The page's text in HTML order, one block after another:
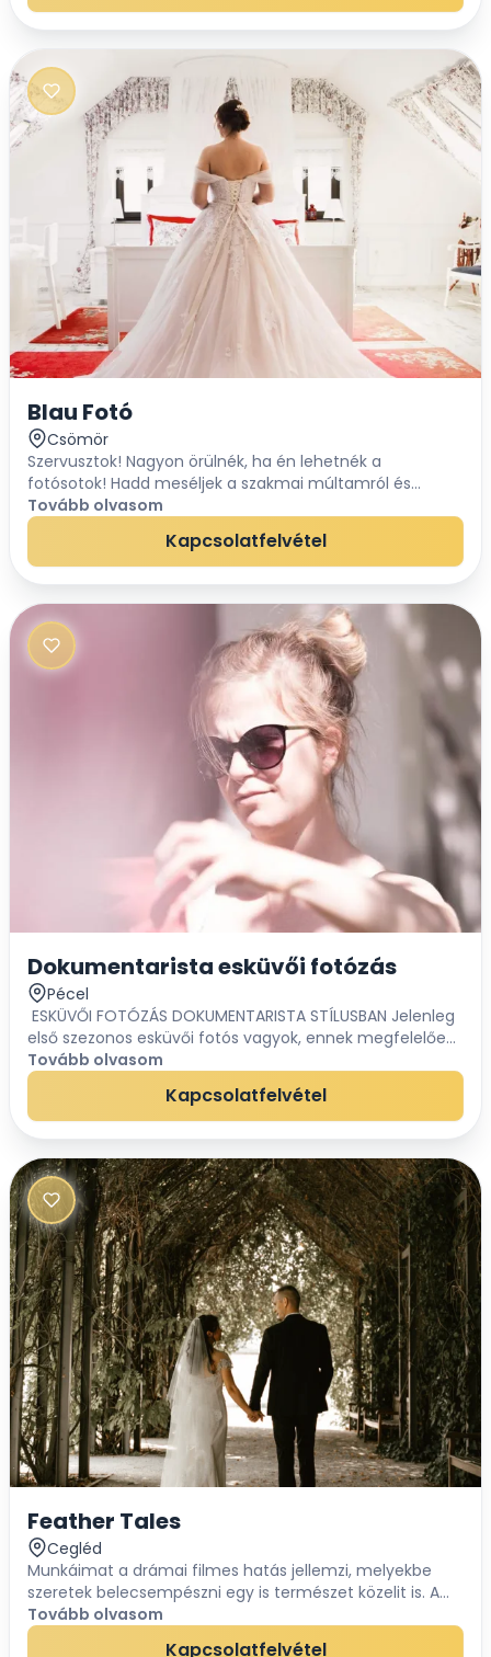
Blau Fotó
Csömör
Szervusztok! Nagyon örülnék, ha én lehetnék a
fotósotok! Hadd meséljek a szakmai múltamról és
személyiségemről is, ezzel is segítve a döntéseteket. Ha
tetszik nektek a portfólióm és szimpatikus va...
Tovább olvasom
Kapcsolatfelvétel
Dokumentarista esküvői fotózás
Pécel
ESKÜVŐI FOTÓZÁS DOKUMENTARISTA STÍLUSBAN Jelenleg
első szezonos esküvői fotós vagyok, ennek megfelelően
az egész szezonban kedvezményes áron elérhető
vagyok :) Mitől dokumentarista?Mitől...
Tovább olvasom
Kapcsolatfelvétel
Feather Tales
Cegléd
Munkáimat a drámai filmes hatás jellemzi, melyekbe
szeretek belecsempészni egy is természet közelit is. A
természet szeretete szerves része a videóim/fotóimnak.
Szeretem beleszőni a gyönyörű tájakat,...
Tovább olvasom
Kapcsolatfelvétel